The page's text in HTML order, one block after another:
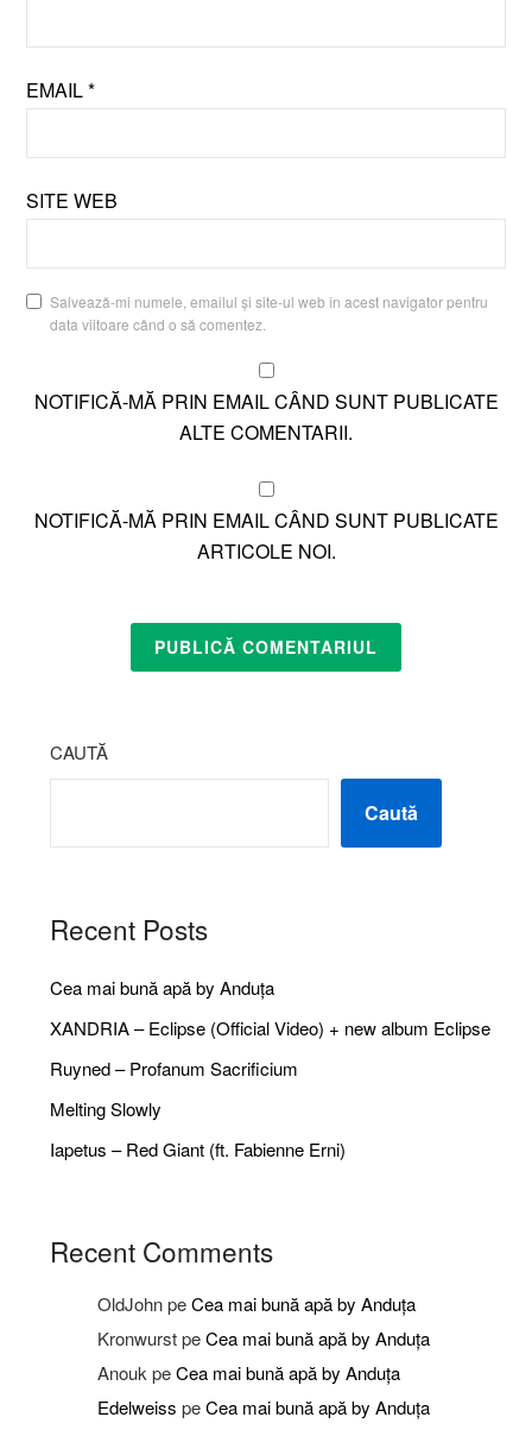
EMAIL*
SITE WEB
Salvează-mi numele, emailul și site-ul web în acest navigator pentru
data viitoare când o să comentez.
NOTIFICĂ-MĂ PRIN EMAIL CÂND SUNT PUBLICATE
ALTE COMENTARII.
NOTIFICĂ-MĂ PRIN EMAIL CÂND SUNT PUBLICATE
ARTICOLE NOI.
CAUTĂ
Caută
Recent Posts
Cea mai bună apă by Anduța
XANDRIA – Eclipse (Official Video) + new album Eclipse
Ruyned – Profanum Sacrificium
Melting Slowly
Iapetus – Red Giant (ft. Fabienne Erni)
Recent Comments
OldJohnpeCea mai bună apă by Anduța
KronwurstpeCea mai bună apă by Anduța
Anouk peCea mai bună apă by Anduța
Edelweiss peCea mai bună apă by Anduța